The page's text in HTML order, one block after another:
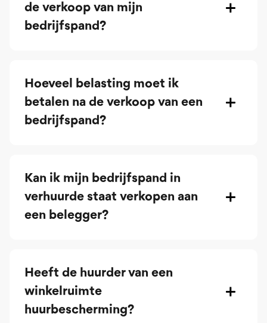
de verkoop van mijn
bedrijfspand?
Hoeveel belasting moet ik
betalen na de verkoop van een
bedrijfspand?
Kan ik mijn bedrijfspand in
verhuurde staat verkopen aan
een belegger?
Heeft de huurder van een
winkelruimte
huurbescherming?